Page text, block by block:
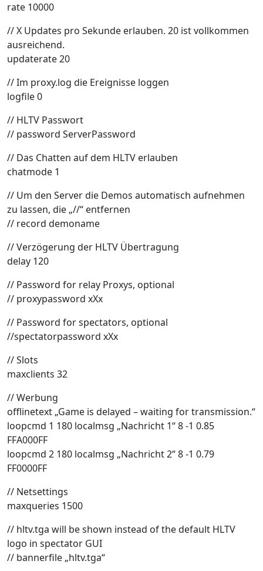
rate 10000
// X Updates pro Sekunde erlauben. 20 ist vollkommen
ausreichend.
updaterate 20
// Im proxy.log die Ereignisse loggen
logfile 0
// HLTV Passwort
// password ServerPassword
// Das Chatten auf dem HLTV erlauben
chatmode 1
// Um den Server die Demos automatisch aufnehmen
zu lassen, die „//“ entfernen
// record demoname
// Verzögerung der HLTV Übertragung
delay 120
// Password for relay Proxys, optional
// proxypassword xXx
// Password for spectators, optional
//spectatorpassword xXx
// Slots
maxclients 32
// Werbung
offlinetext „Game is delayed – waiting for transmission.“
loopcmd 1 180 localmsg „Nachricht 1“ 8 -1 0.85
FFA000FF
loopcmd 2 180 localmsg „Nachricht 2“ 8 -1 0.79
FF0000FF
// Netsettings
maxqueries 1500
// hltv.tga will be shown instead of the default HLTV
logo in spectator GUI
// bannerfile „hltv.tga“